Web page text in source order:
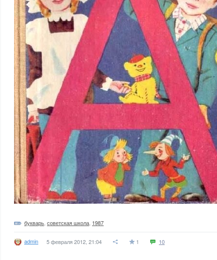
букварь советская школа 1987
admin 5 февраля 2012, 21:04 1 10